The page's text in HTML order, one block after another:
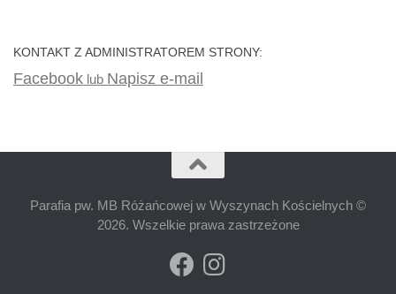
KONTAKT Z ADMINISTRATOREM STRONY:
Facebook lub Napisz e-mail
Parafia pw. MB Różańcowej w Wyszynach Kościelnych ©
2026. Wszelkie prawa zastrzeżone